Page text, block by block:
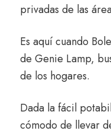
privadas de las
Es aquí cuando
de Genie Lamp,
de los hogares.
Dada la fácil
cómodo de llevar